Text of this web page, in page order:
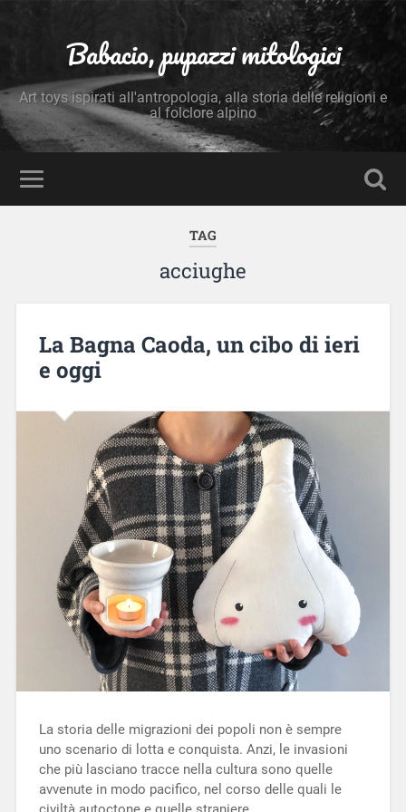
Babacio, pupazzi mitologici
Art toys ispirati all'antropologia, alla storia delle religioni e
al folclore alpino
TAG
acciughe
La Bagna Caoda, un cibo di ieri
e oggi
La storia delle migrazioni dei popoli non è sempre
uno scenario di lotta e conquista. Anzi, le invasioni
che più lasciano tracce nella cultura sono quelle
avvenute in modo pacifico, nel corso delle quali le